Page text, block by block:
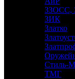
ЗЗОСС,
ЗИК
Златко
Стиль-М
ТМГ